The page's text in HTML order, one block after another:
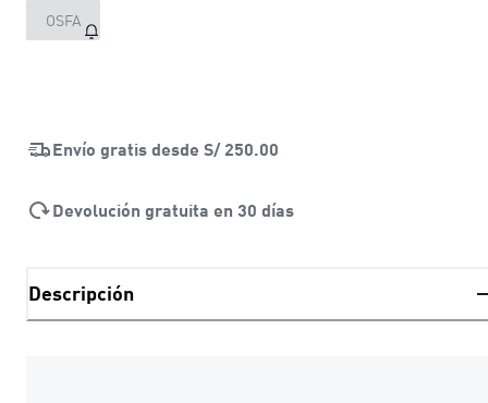
OSFA
Envío gratis desde S/ 250.00
Devolución gratuita en 30 días
Descripción